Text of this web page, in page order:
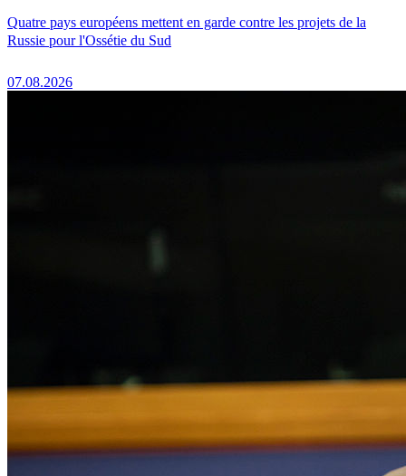
Quatre pays européens mettent en garde contre les projets de la
Russie pour l'Ossétie du Sud
07.08.2026